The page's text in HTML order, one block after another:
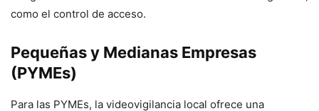
como el control de acceso.
Pequeñas y Medianas Empresas
(PYMEs)
Para las PYMEs, la videovigilancia local ofrece una